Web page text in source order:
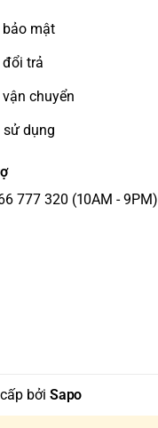
bảo mật
đổi trả
chuyển
dụng
777 320 (10AM - 9PM)
bởi Sapo